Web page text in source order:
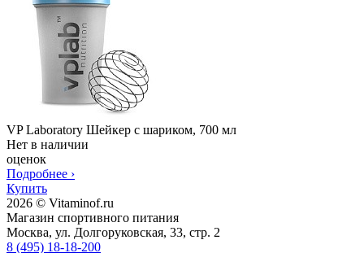
VP Laboratory Шейкер с шариком, 700 мл
Нет в наличии
оценок
Подробнее ›
Купить
2026 © Vitaminof.ru
Магазин спортивного питания
Москва, ул. Долгоруковская, 33, стр. 2
8 (495) 18-18-200